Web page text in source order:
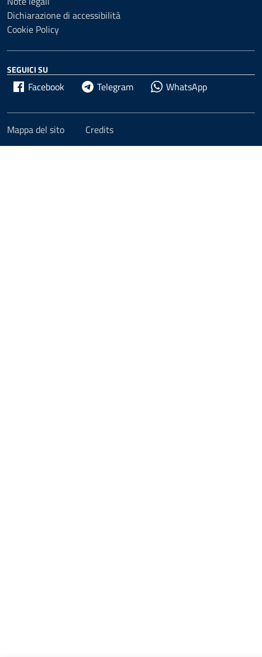
Dichiarazione di accessibilità
Cookie Policy
SEGUICI SU
Facebook Telegram WhatsApp
Mappa del sito Credits